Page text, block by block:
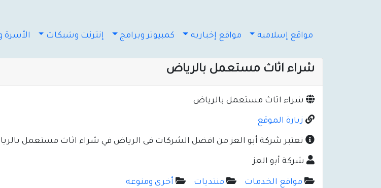
مواقع إسلامية مواقع إخباريه كمبيوتر وبرامج إنترنت وشبكات الأسرة
شراء اثاث مستعمل بالرياض
شراء اثاث مستعمل بالرياض
زيارة الموقع
تعتبر شركة أبو العز من افضل الشركات فى الرياض في شراء اثاث مستعمل
شركة أبو العز
مواقع الخدمات منتديات أخرى ومنوعه